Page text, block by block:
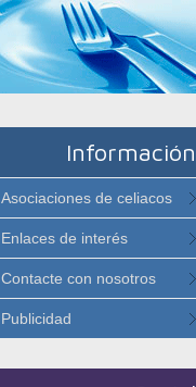
Información
Asociaciones de celiacos
Enlaces de interés
Contacte con nosotros
Publicidad